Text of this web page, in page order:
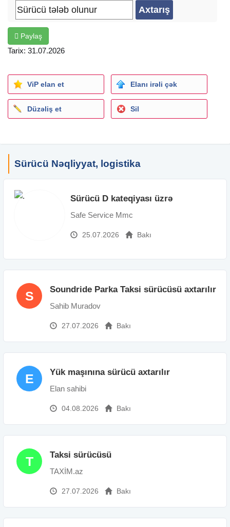
Paylaş
Tarix: 31.07.2026
ViP elan et Elanı irəli çək
Düzəliş et Sil
Sürücü Nəqliyyat, logistika
Sürücü D kateqiyası üzrə
Safe Service Mmc
25.07.2026 Bakı
S Soundride Parka Taksi sürücüsü axtarılır
Sahib Muradov
27.07.2026 Bakı
E Yük maşınına sürücü axtarılır
Elan sahibi
04.08.2026 Bakı
T Taksi sürücüsü
TAXİM.az
27.07.2026 Bakı